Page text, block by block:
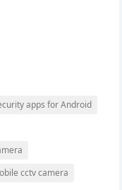
apps for Android
cctv camera